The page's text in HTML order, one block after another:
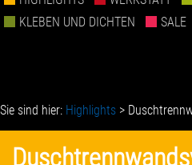
KLEBEN UND DICHTEN
SALE
Sie sind hier: Highlights >